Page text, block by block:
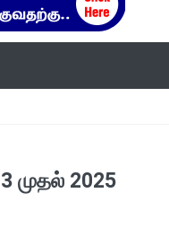
முதல் 2025